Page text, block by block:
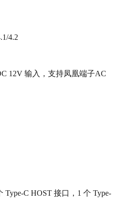
4.2
12V 输入，支持凤凰端子AC
Type-C HOST 接口，1 个 Type-